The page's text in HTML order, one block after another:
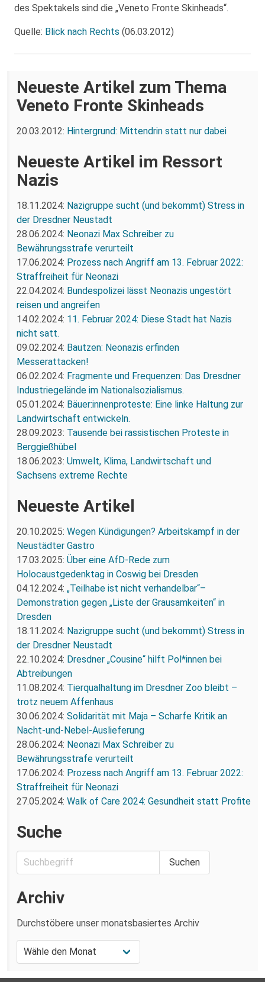
des Spektakels sind die „Veneto Fronte Skinheads“.
Quelle: Blick nach Rechts (06.03.2012)
Neueste Artikel zum Thema
Veneto Fronte Skinheads
20.03.2012: Hintergrund: Mittendrin statt nur dabei
Neueste Artikel im Ressort
Nazis
18.11.2024: Nazigruppe sucht (und bekommt) Stress in
der Dresdner Neustadt
28.06.2024: Neonazi Max Schreiber zu
Bewährungsstrafe verurteilt
17.06.2024: Prozess nach Angriff am 13. Februar 2022:
Straffreiheit für Neonazi
22.04.2024: Bundespolizei lässt Neonazis ungestört
reisen und angreifen
14.02.2024: 11. Februar 2024: Diese Stadt hat Nazis
nicht satt.
09.02.2024: Bautzen: Neonazis erfinden
Messerattacken!
06.02.2024: Fragmente und Frequenzen: Das Dresdner
Industriegelände im Nationalsozialismus.
05.01.2024: Bäuer:innenproteste: Eine linke Haltung zur
Landwirtschaft entwickeln.
28.09.2023: Tausende bei rassistischen Proteste in
Berggießhübel
18.06.2023: Umwelt, Klima, Landwirtschaft und
Sachsens extreme Rechte
Neueste Artikel
20.10.2025: Wegen Kündigungen? Arbeitskampf in der
Neustädter Gastro
17.03.2025: Über eine AfD-Rede zum
Holocaustgedenktag in Coswig bei Dresden
04.12.2024: „Teilhabe ist nicht verhandelbar“–
Demonstration gegen „Liste der Grausamkeiten“ in
Dresden
18.11.2024: Nazigruppe sucht (und bekommt) Stress in
der Dresdner Neustadt
22.10.2024: Dresdner „Cousine“ hilft Pol*innen bei
Abtreibungen
11.08.2024: Tierqualhaltung im Dresdner Zoo bleibt –
trotz neuem Affenhaus
30.06.2024: Solidarität mit Maja – Scharfe Kritik an
Nacht-und-Nebel-Auslieferung
28.06.2024: Neonazi Max Schreiber zu
Bewährungsstrafe verurteilt
17.06.2024: Prozess nach Angriff am 13. Februar 2022:
Straffreiheit für Neonazi
27.05.2024: Walk of Care 2024: Gesundheit statt Profite
Suche
Archiv
Durchstöbere unser monatsbasiertes Archiv